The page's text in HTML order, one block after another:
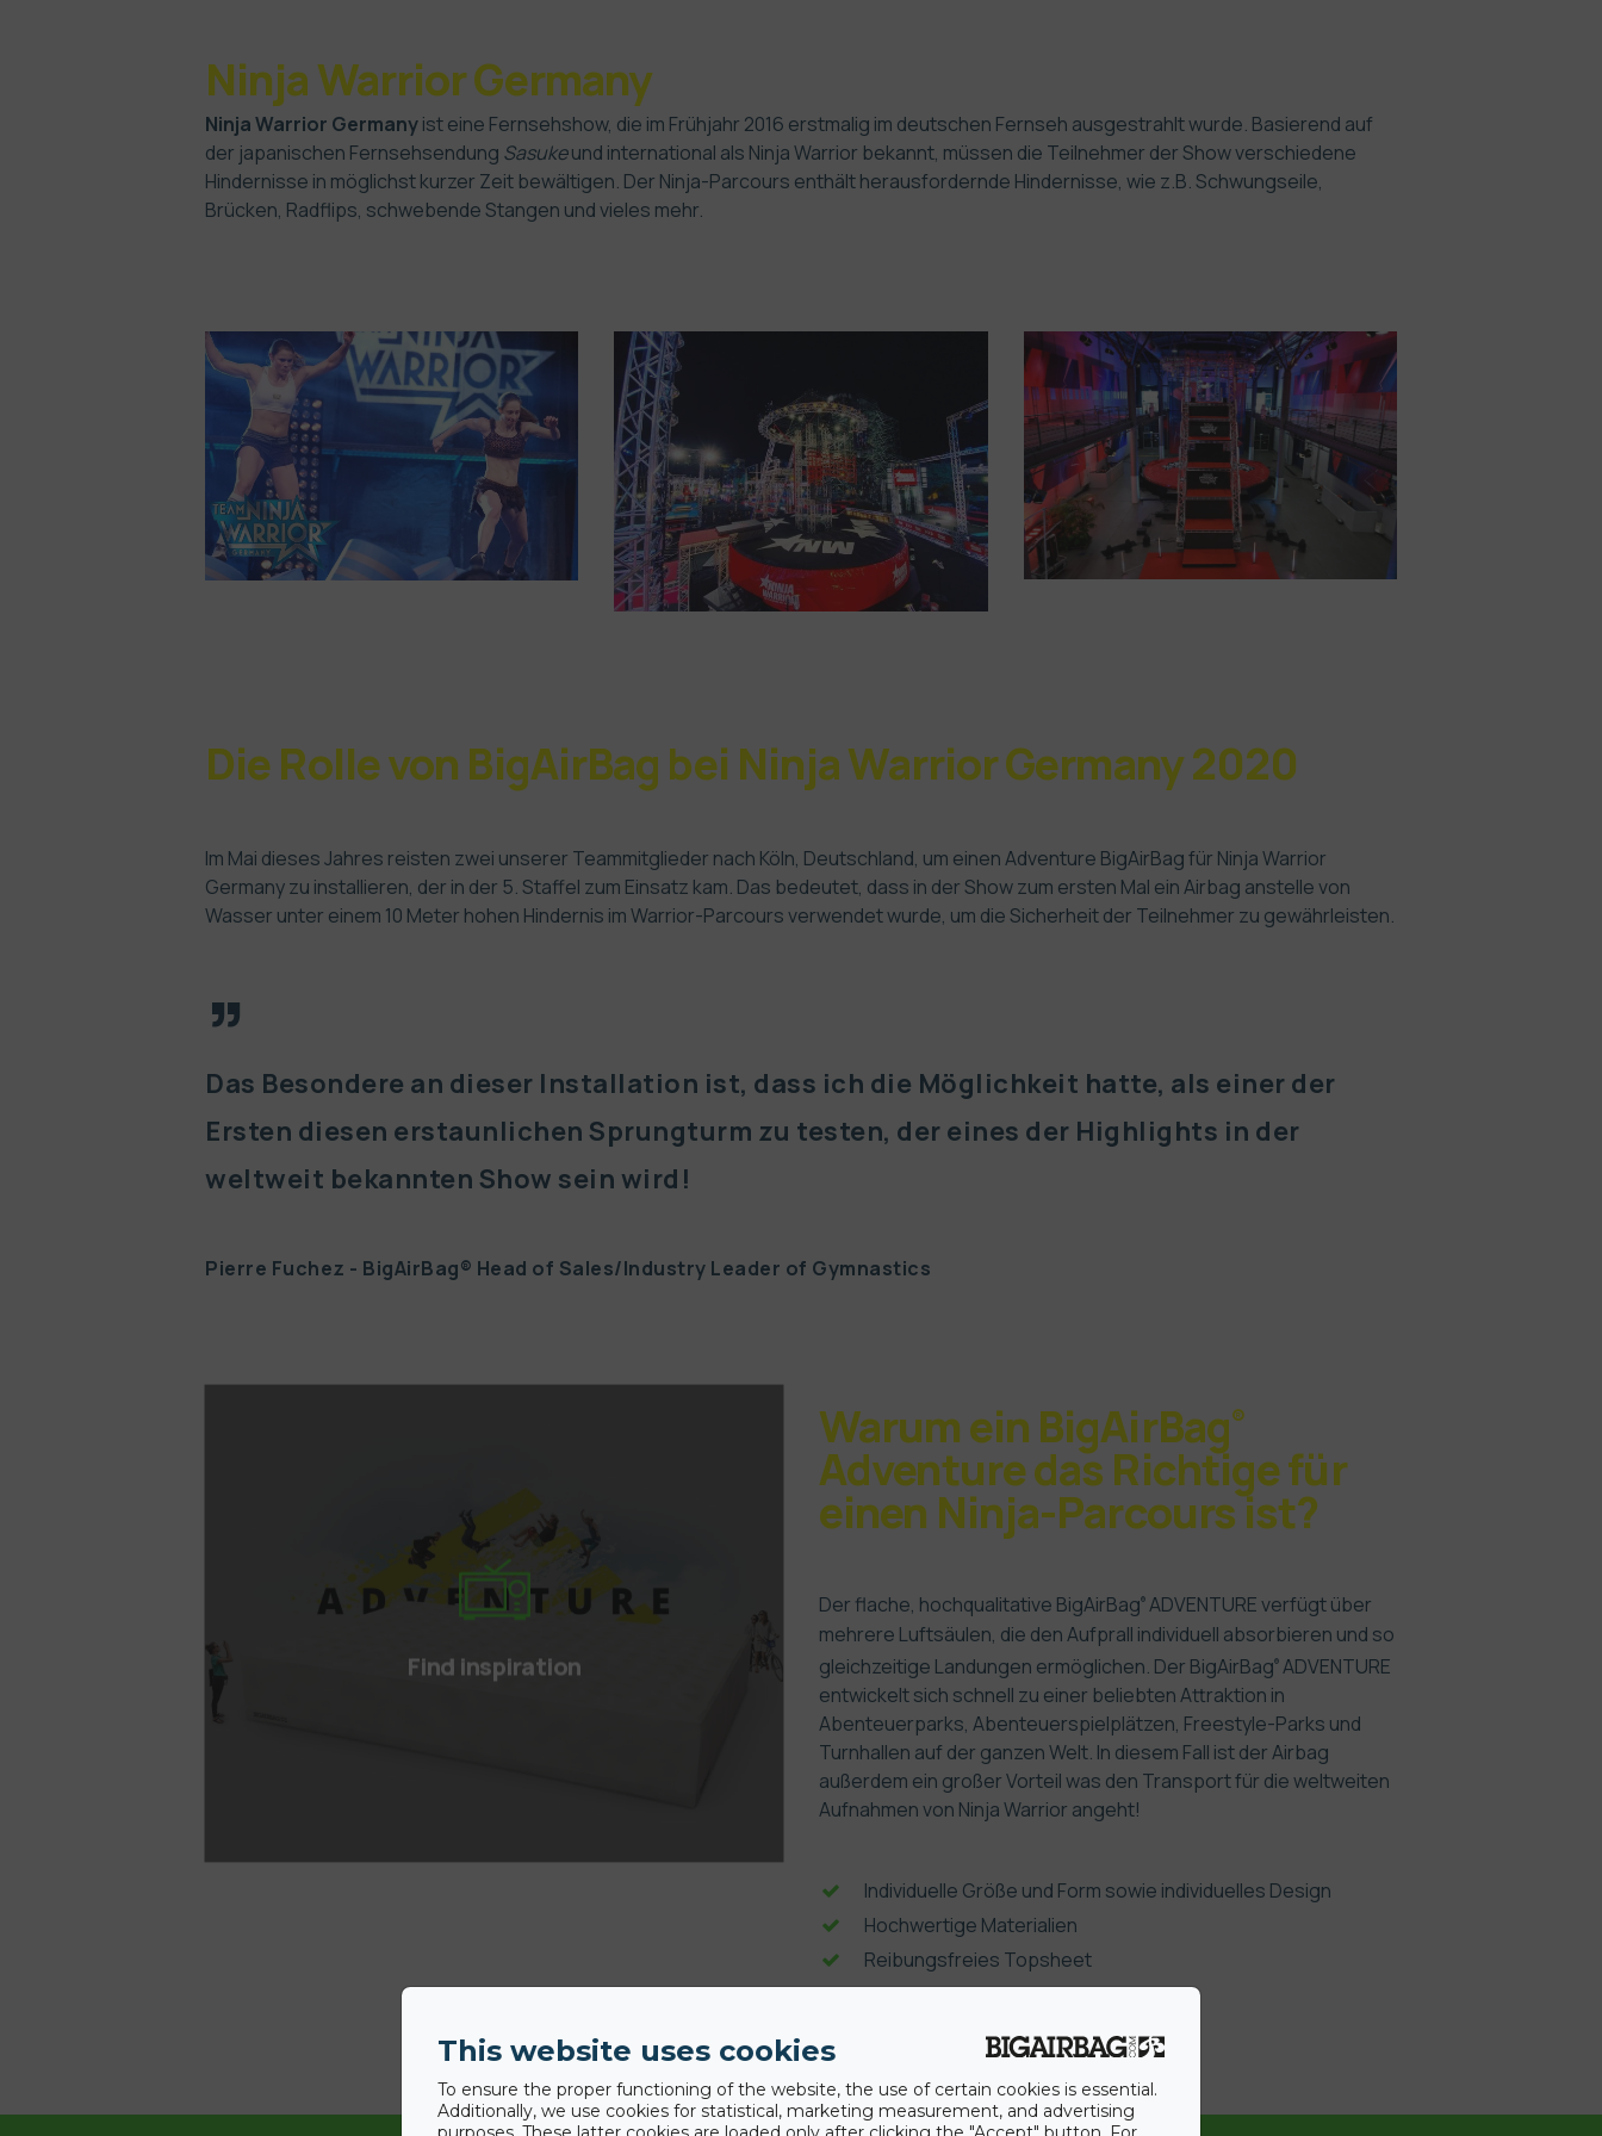
Ninja Warrior Germany
Ninja Warrior Germanyist eine Fernsehshow, die im Frühjahr 2016 erstmalig im deutschen Fernseh ausgestrahlt wurde. Basierend auf
der japanischen Fernsehsendung Sasukeund international als Ninja Warrior bekannt, müssen die Teilnehmer der Show verschiedene
Hindernisse in möglichst kurzer Zeit bewältigen. Der Ninja-Parcours enthält herausfordernde Hindernisse, wie z.B. Schwungseile,
Brücken, Radflips, schwebende Stangen und vieles mehr.
Die Rolle von BigAirBag bei Ninja Warrior Germany 2020
Im Mai dieses Jahres reisten zwei unserer Teammitglieder nach Köln, Deutschland, um einen Adventure BigAirBag für Ninja Warrior
Germany zu installieren, der in der 5. Staffel zum Einsatz kam. Das bedeutet, dass in der Show zum ersten Mal ein Airbag anstelle von
Wasser unter einem 10 Meter hohen Hindernis im Warrior-Parcours verwendet wurde, um die Sicherheit der Teilnehmer zu gewährleisten.
”
Das Besondere an dieser Installation ist, dass ich die Möglichkeit hatte, als einer der
Ersten diesen erstaunlichen Sprungturm zu testen, der eines der Highlights in der
weltweit bekannten Show sein wird!
Pierre Fuchez - BigAirBag® Head of Sales/Industry Leader of Gymnastics
Find inspiration
See examples!
Warum ein BigAirBag®
Adventure das Richtige für
einen Ninja-Parcours ist?
Der flache, hochqualitative BigAirBag® ADVENTURE verfügt über
mehrere Luftsäulen, die den Aufprall individuell absorbieren und so
gleichzeitige Landungen ermöglichen. Der BigAirBag® ADVENTURE
entwickelt sich schnell zu einer beliebten Attraktion in
Abenteuerparks, Abenteuerspielplätzen, Freestyle-Parks und
Turnhallen auf der ganzen Welt. In diesem Fall ist der Airbag
außerdem ein großer Vorteil was den Transport für die weltweiten
Aufnahmen von Ninja Warrior angeht!
Individuelle Größe und Form sowie individuelles Design
Hochwertige Materialien
Reibungsfreies Topsheet
Sichere Stoßabsorption
This website uses cookies
To ensure the proper functioning of the website, the use of certain cookies is essential.
Additionally, we use cookies for statistical, marketing measurement, and advertising